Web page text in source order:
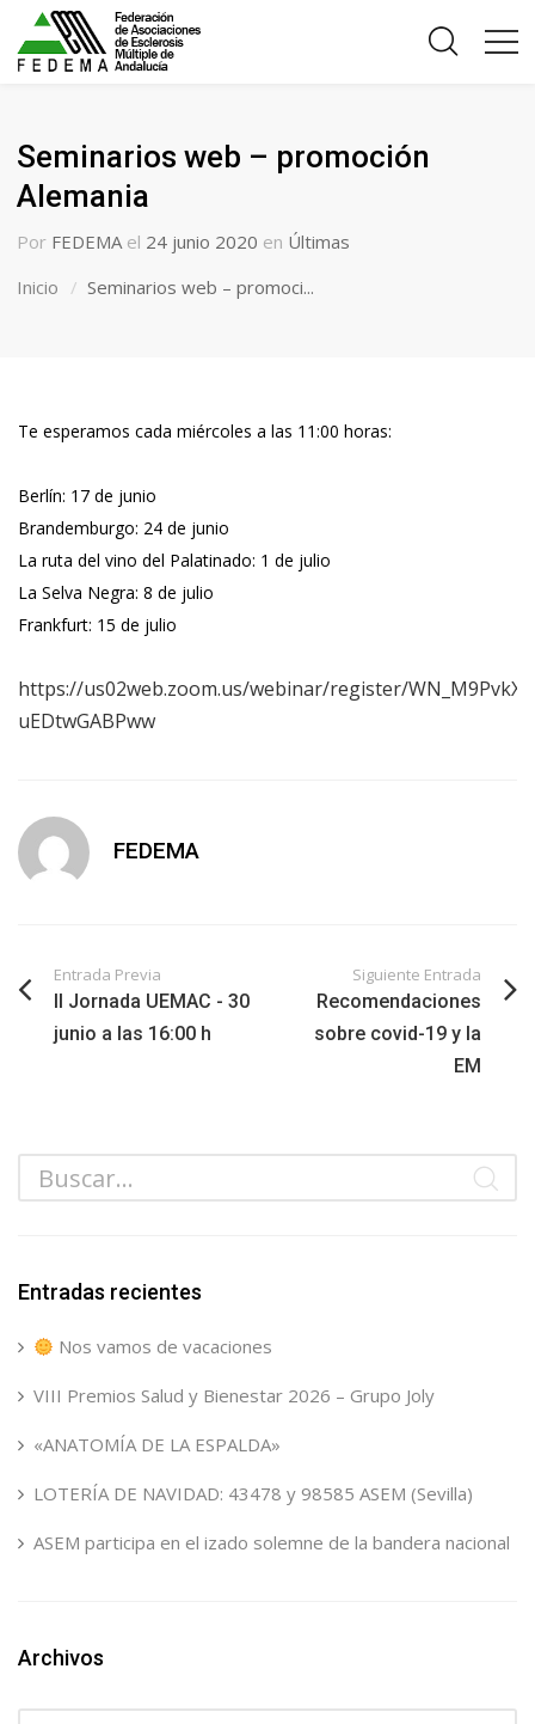
Seminarios web – promoción
Alemania
Por FEDEMA el 24 junio 2020 en Últimas
Inicio
Seminarios web – promoci...
Te esperamos cada miércoles a las 11:00 horas:
Berlín: 17 de junio
Brandemburgo: 24 de junio
La ruta del vino del Palatinado: 1 de julio
La Selva Negra: 8 de julio
Frankfurt: 15 de julio
https://us02web.zoom.us/webinar/register/
uEDtwGABPww
FEDEMA
Entrada Previa
II Jornada UEMAC - 30
junio a las 16:00 h
Siguiente Entrada
Recomendaciones
sobre covid-19 y la
EM
Entradas recientes
Nos vamos de vacaciones
VIII Premios Salud y Bienestar 2026 – Grupo Joly
«ANATOMÍA DE LA ESPALDA»
LOTERÍA DE NAVIDAD: 43478 y 98585 ASEM (Sevilla)
ASEM participa en el izado solemne de la bandera nacional
Archivos
Archivos